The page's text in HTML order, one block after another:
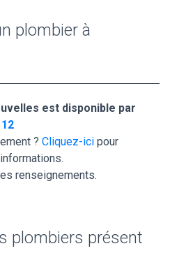
plombier à
est disponible par
? Cliquez-ici pour
renseignements.
plombiers présent